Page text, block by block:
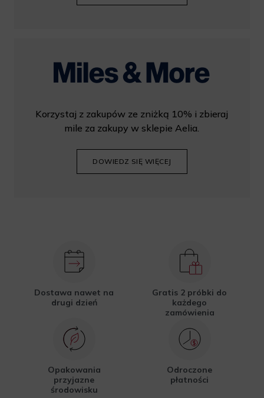
Korzystaj z zakupów ze zniżką 10% i zbieraj
mile za zakupy w sklepie Aelia.
DOWIEDZ SIĘ WIĘCEJ
Dostawa nawet na
drugi dzień
Gratis 2 próbki do
każdego
zamówienia
Opakowania
przyjazne
środowisku
Odroczone
płatności